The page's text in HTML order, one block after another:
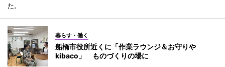
た。
暮らす・働く
船橋市役所近くに「作業ラウンジ＆お守りや
kibaco」 ものづくりの場に